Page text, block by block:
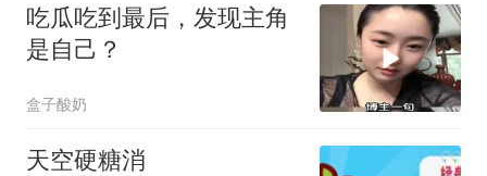
吃瓜吃到最后，发现主角
是自己？
盒子酸奶
天空硬糖消